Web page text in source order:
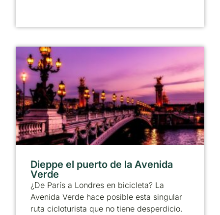
Dieppe el puerto de la Avenida
Verde
¿De París a Londres en bicicleta? La
Avenida Verde hace posible esta singular
ruta cicloturista que no tiene desperdicio.